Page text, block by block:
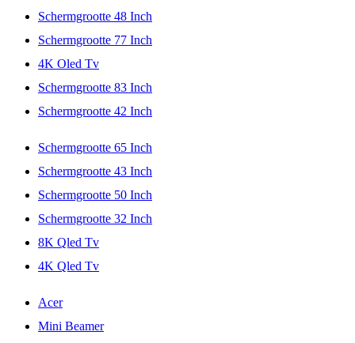
Schermgrootte 48 Inch
Schermgrootte 77 Inch
4K Oled Tv
Schermgrootte 83 Inch
Schermgrootte 42 Inch
Schermgrootte 65 Inch
Schermgrootte 43 Inch
Schermgrootte 50 Inch
Schermgrootte 32 Inch
8K Qled Tv
4K Qled Tv
Acer
Mini Beamer